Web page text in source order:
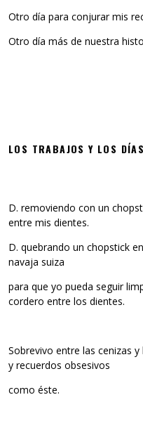
Otro día para conjurar mis
Otro día más de nuestra
LOS TRABAJOS Y LOS DÍAS
D. removiendo con un
entre mis dientes.
D. quebrando un chopstick
navaja suiza
para que yo pueda seguir
cordero entre los dientes.
Sobrevivo entre las cenizas
y recuerdos obsesivos
como éste.